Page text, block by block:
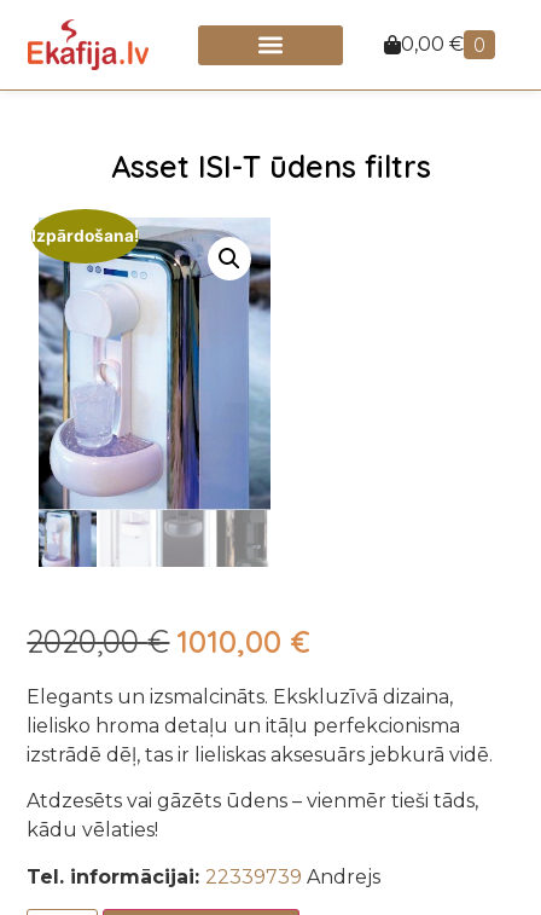
0,00€ 0
Asset ISI-T ūdens filtrs
2020,00€ 1010,00 €
Elegants un izsmalcināts. Ekskluzīvā dizaina,
lielisko hroma detaļu un itāļu perfekcionisma
izstrādē dēļ, tas ir lieliskas aksesuārs jebkurā vidē.
Atdzesēts vai gāzēts ūdens – vienmēr tieši tāds,
kādu vēlaties!
Tel. informācijai: 22339739 Andrejs
Izpārdošana!